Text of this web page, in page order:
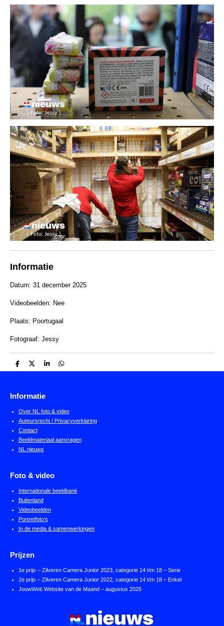
Informatie
Datum: 31 december 2025
Videobeelden: Nee
Plaats: Poortugaal
Fotograaf: Jessy
D
e
D
e
S
h
D
e
Informatie
Over NL foto & video
Auteursrecht / Privacyverklaring
Contact
Beeldmateriaal aanvragen
NL nieuws
Foto & video
Internationale beeldbank
Buitenland
Videobeelden
Portretfoto's
In de media & samenwerkingen
Prijzen
1e prijs – Zilveren Camera Junior 2023, categorie 14 t/m 18 – Serie
2e prijs – Zilveren Camera Junior 2022, categorie 14 t/m 18 – Enkel
JouwWeb Website van de Maand – augustus 2025